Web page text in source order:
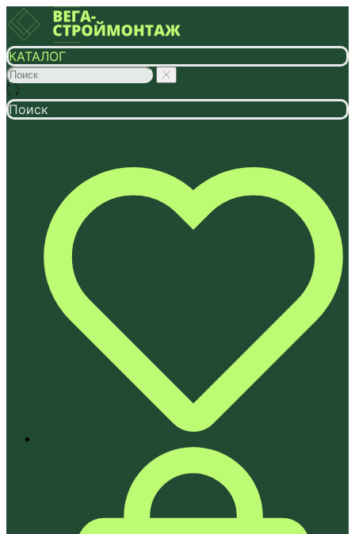
КАТАЛОГ
Поиск